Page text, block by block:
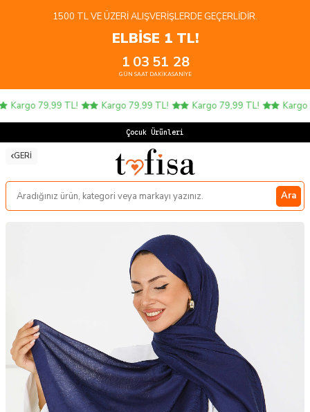
1500 TL VE ÜZERI ALIŞVERIŞLERDE GEÇERLIDIR.
ELBİSE 1 TL!
1
GÜN
03
SAAT
51
DAKIKA
28
SANIYE
Kargo 79,99 TL! Kargo 79,99 TL! Kargo 79,99 TL! Kargo
Çocuk Ürünlerinde
GERI
Ara